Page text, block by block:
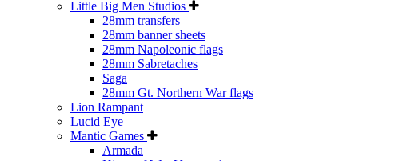
Little Big Men Studios
28mm transfers
28mm banner sheets
28mm Napoleonic flags
28mm Sabretaches
Saga
28mm Gt. Northern War flags
Lion Rampant
Lucid Eye
Mantic Games
Armada